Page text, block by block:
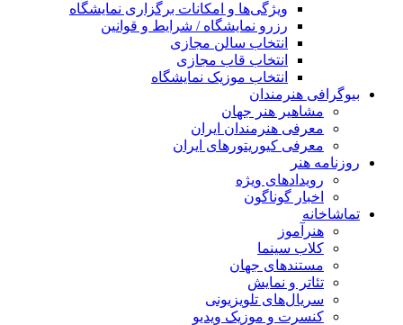
ویژگی‌ها و امکانات برگزاری نمایشگاه
رزرو نمایشگاه / شرایط و قوانین
انتخاب سالن مجازی
انتخاب قاب مجازی
انتخاب موزیک نمایشگاه
بیوگرافی هنرمندان
مشاهیر هنر جهان
معرفی هنرمندان ایران
معرفی کیوریتورهای ایران
روزنامه هنر
رویدادهای ویژه
اخبار گوناگون
تماشاخانه
هنرآموز
کلاب سینما
مستندهای جهان
تئاتر و نمایش
سریال‌های تلویزیونی
کنسرت و موزیک ویدیو